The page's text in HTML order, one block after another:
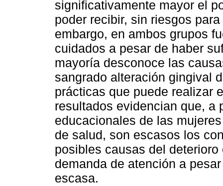
significativamente mayor el
poder recibir, sin riesgos
embargo, en ambos grupos
cuidados a pesar de haber
mayoría desconoce las
sangrado alteración gingival
prácticas que puede realizar
resultados evidencian que, a
educacionales de las
de salud, son escasos los
posibles causas del
demanda de atención a
escasa.